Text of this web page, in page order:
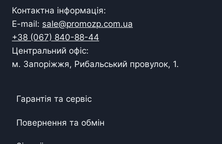
Контактна інформація:
E-mail: sale@promozp.com.ua
+38 (067) 840-88-44
Центральний офіс:
м. Запоріжжя, Рибальський провулок, 1.
Гарантія та сервіс
Повернення та обмін